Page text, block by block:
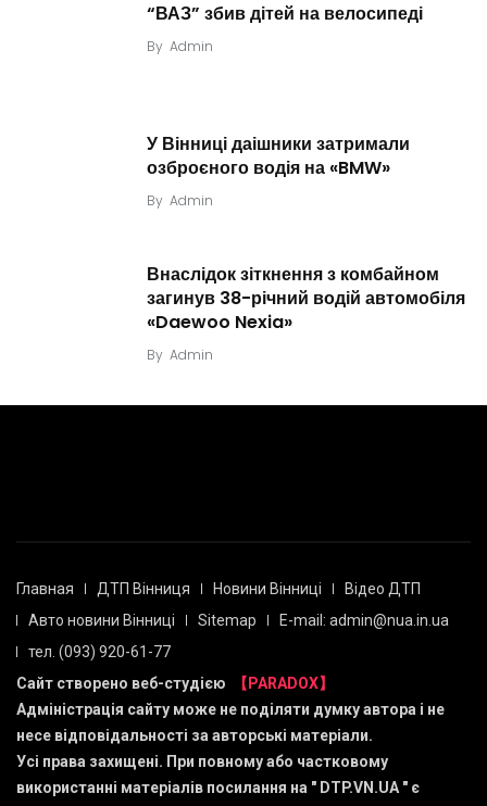
“ВАЗ” збив дітей на велосипеді
By Admin
У Вінниці даішники затримали
озброєного водія на «BMW»
By Admin
Внаслідок зіткнення з комбайном
загинув 38-річний водій автомобіля
«Daewoo Nexia»
By Admin
Главная ДТП Вінниця Новини Вінниці
Відео ДТП
Авто новини Вінниці
Sitemap
E-mail: admin@nua.in.ua
тел. (093) 920-61-77
Сайт створено веб-студією
【PARADOX】
Адміністрація сайту може не поділяти думку автора і не
несе відповідальності за авторські матеріали.
Усі права захищені. При повному або частковому
використанні матеріалів посилання на " DTP.VN.UA " є